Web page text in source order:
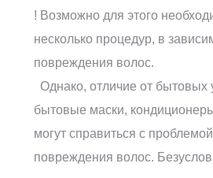
! Возможно для этого
несколько процедур, в
повреждения волос.
Однако, отличие от бытовых
бытовые маски,
могут справиться с
повреждения волос.